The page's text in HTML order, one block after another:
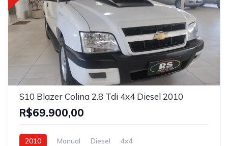
S10 Blazer Colina 2.8 Tdi 4x4 Diesel 2010
R$69.900,00
2010 Manual Diesel 4x4